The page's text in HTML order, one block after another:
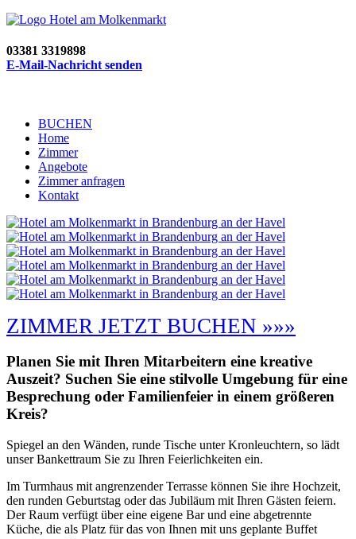
03381 3319898
E-Mail-Nachricht senden
BUCHEN
Home
Zimmer
Angebote
Zimmer anfragen
Kontakt
ZIMMER JETZT BUCHEN »»»
Planen Sie mit Ihren Mitarbeitern eine kreative
Auszeit? Suchen Sie eine stilvolle Umgebung für eine
Besprechung oder Familienfeier in einem größeren
Kreis?
Spiegel an den Wänden, runde Tische unter Kronleuchtern, so lädt
unser Bankettraum Sie zu Ihren Feierlichkeiten ein.
Im Turmhaus mit angrenzender Terrasse können Sie ihre Hochzeit,
den runden Geburtstag oder das Jubiläum mit Ihren Gästen feiern.
Der Raum verfügt über eine eigene Bar und eine abgetrennte
Küche, die als Platz für das von Ihnen mit uns geplante Buffet